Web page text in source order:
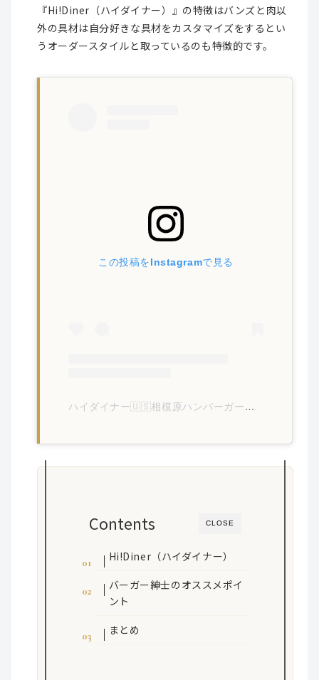
『Hi!Diner（ハイダイナー）』の特徴はバンズと肉以
外の具材は自分好きな具材をカスタマイズをするとい
うオーダースタイルと取っているのも特徴的です。
この投稿をInstagramで見る
ハイダイナー🇺🇸相模原ハンバーガー🍔(@hi__diner)がシェアした投稿
CLOSE
Contents
Hi!Diner（ハイダイナー）
バーガー紳士のオススメポイ
ント
まとめ